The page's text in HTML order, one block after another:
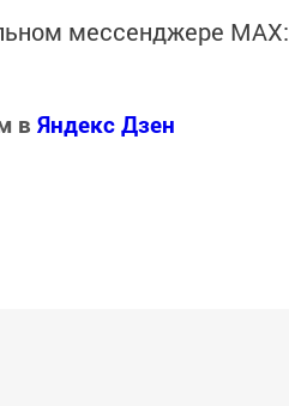
мессенджере MАХ:
в Яндекс Дзен